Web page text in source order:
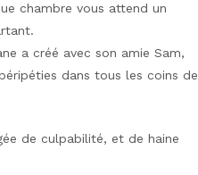
chambre vous attend un
a créé avec son amie Sam,
dans tous les coins de
de culpabilité, et de haine